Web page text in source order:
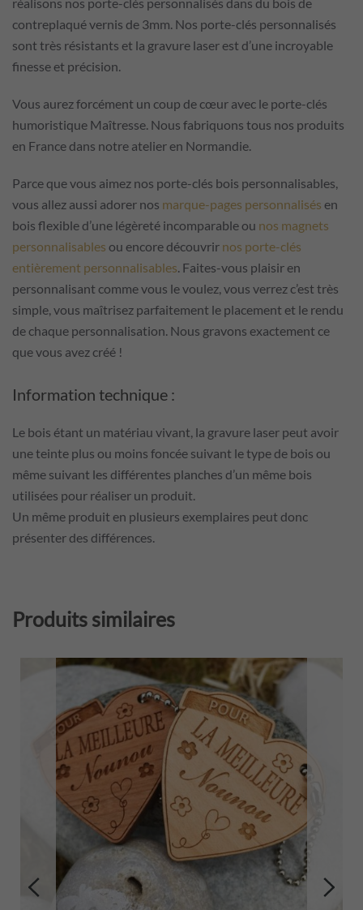
contreplaqué vernis de 3mm. Nos porte-clés personnalisés
sont très résistants et la gravure laser est d’une incroyable
finesse et précision.
Vous aurez forcément un coup de cœur avec le porte-clés
humoristique Maîtresse. Nous fabriquons tous nos produits
en France dans notre atelier en Normandie.
Parce que vous aimez nos porte-clés bois personnalisables,
vous allez aussi adorer nos marque-pages personnalisés en
bois flexible d’une légèreté incomparable ou nos magnets
personnalisables ou encore découvrir nos porte-clés
entièrement personnalisables . Faites-vous plaisir en
personnalisant comme vous le voulez, vous verrez c’est très
simple, vous maîtrisez parfaitement le placement et le rendu
de chaque personnalisation. Nous gravons exactement ce
que vous avez créé !
Information technique :
Le bois étant un matériau vivant, la gravure laser peut avoir
une teinte plus ou moins foncée suivant le type de bois ou
même suivant les différentes planches d’un même bois
utilisées pour réaliser un produit.
Un même produit en plusieurs exemplaires peut donc
présenter des différences.
Produits similaires